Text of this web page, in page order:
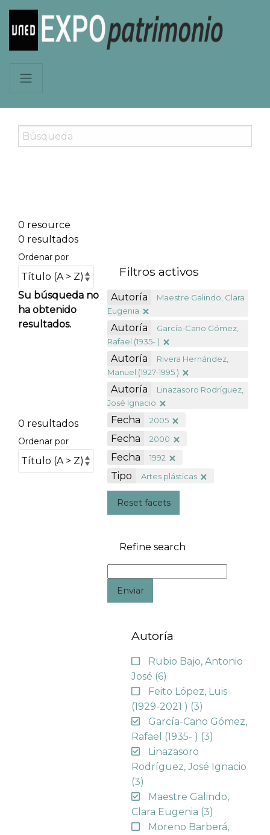
0 resource
0 resultados
Ordenar por
Su búsqueda no
ha obtenido
resultados.
0 resultados
Ordenar por
Filtros activos
Autoría
Maestre Galindo, Clara
Eugenia
Autoría
García-Cano Gómez,
Rafael (1935- )
Autoría
Rivera Hernández,
Manuel (1927-1995 )
Autoría
Linazasoro Rodríguez,
José Ignacio
Fecha 2005
Fecha 2000
Fecha 1992
Tipo Artes plásticas
Reset facets
Refine search
Enviar
Autoría
Rubio Bajo, Antonio
José (6)
Feito López, Luis
(1929-2021 ) (3)
García-Cano Gómez,
Rafael (1935- ) (3)
Linazasoro
Rodríguez, José Ignacio
(3)
Maestre Galindo,
Clara Eugenia (3)
Moreno Barberá,